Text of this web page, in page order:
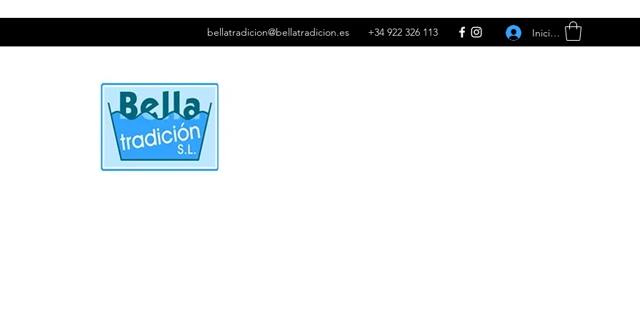
bellatradicion@bellatradicion.es +34 922 326 113 Iniciar sesión